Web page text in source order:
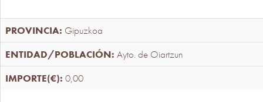
Gipuzkoa
Ayto. de Oiartzun
0,00